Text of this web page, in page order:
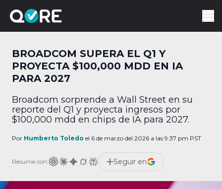
BROADCOM SUPERA EL Q1 Y
PROYECTA $100,000 MDD EN IA
PARA 2027
Broadcom sorprende a Wall Street en su
reporte del Q1 y proyecta ingresos por
$100,000 mdd en chips de IA para 2027.
Por Humberto Toledo el 6 de marzo del 2026 a las 9:37 pm PST
Resume con: Seguir en